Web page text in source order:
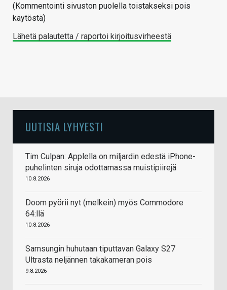
(Kommentointi sivuston puolella toistakseksi pois
käytöstä)
Lähetä palautetta / raportoi kirjoitusvirheestä
UUTISIA LYHYESTI
Tim Culpan: Applella on miljardin edestä iPhone-
puhelinten siruja odottamassa muistipiirejä
10.8.2026
Doom pyörii nyt (melkein) myös Commodore
64:llä
10.8.2026
Samsungin huhutaan tiputtavan Galaxy S27
Ultrasta neljännen takakameran pois
9.8.2026